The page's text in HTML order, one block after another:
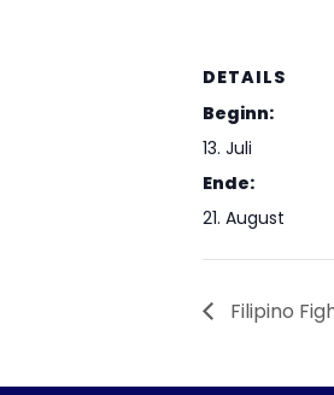
DETAILS
Beginn:
13. Juli
Ende:
21. August
Filipino